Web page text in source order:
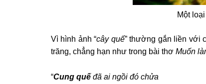
Một
Vì hình ảnh “cây quế” thường gắn liền với
trăng, chẳng hạn như trong bài thơ Muốn
“Cung quế đã ai ngồi đó chửa